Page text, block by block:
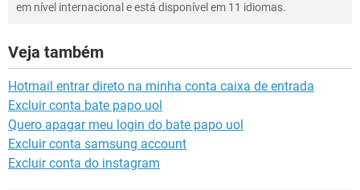
em nível internacional e está disponível em 11 idiomas.
Veja também
Hotmail entrar direto na minha conta caixa de entrada
Excluir conta bate papo uol
Quero apagar meu login do bate papo uol
Excluir conta samsung account
Excluir conta do instagram